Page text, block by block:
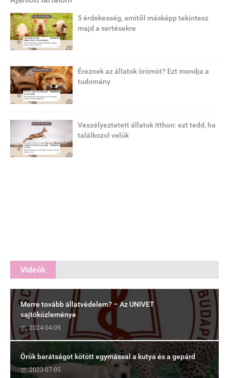
5 érdekesség, amitől másképp tekintesz
majd a sertésekre
Éreznek az állatok örömöt? Ezt mondja a
tudomány
Veszélyeztetett állatok itthon: ezt tedd, ha
találkozol velük
Videók
Merre tovább állatvédelem? – Az UNIVET
sajtóközleménye
2024-04-09
Örök barátságot kötött egymással a kutya és a gepárd
2023-07-05